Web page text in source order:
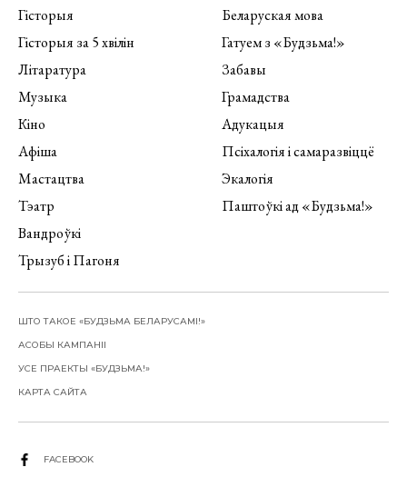
Гісторыя
Гісторыя за 5 хвілін
Літаратура
Музыка
Кіно
Афіша
Мастацтва
Тэатр
Вандроўкі
Трызуб і Пагоня
Беларуская мова
Гатуем з «Будзьма!»
Забавы
Грамадства
Адукацыя
Псіхалогія і самаразвіццё
Экалогія
Паштоўкі ад «Будзьма!»
ШТО ТАКОЕ «БУДЗЬМА БЕЛАРУСАМІ!»
АСОБЫ КАМПАНІІ
УСЕ ПРАЕКТЫ «БУДЗЬМА!»
КАРТА САЙТА
FACEBOOK